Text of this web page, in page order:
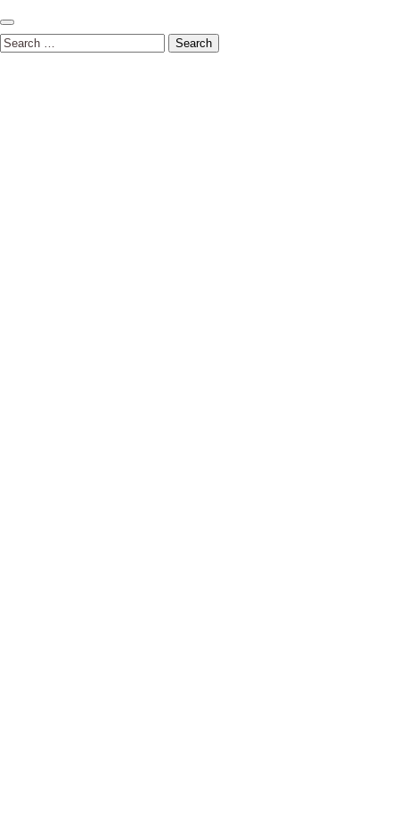
Search